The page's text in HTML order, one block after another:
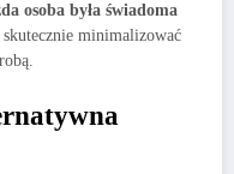
osoba była świadoma
skutecznie minimalizować